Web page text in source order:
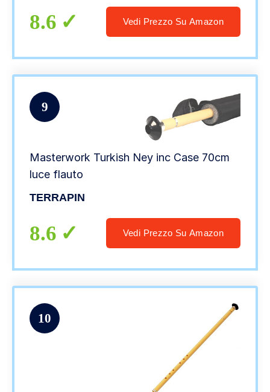
8.6 Vedi Prezzo Su Amazon
9
Masterwork Turkish Ney inc Case 70cm
luce flauto
TERRAPIN
8.6 Vedi Prezzo Su Amazon
10